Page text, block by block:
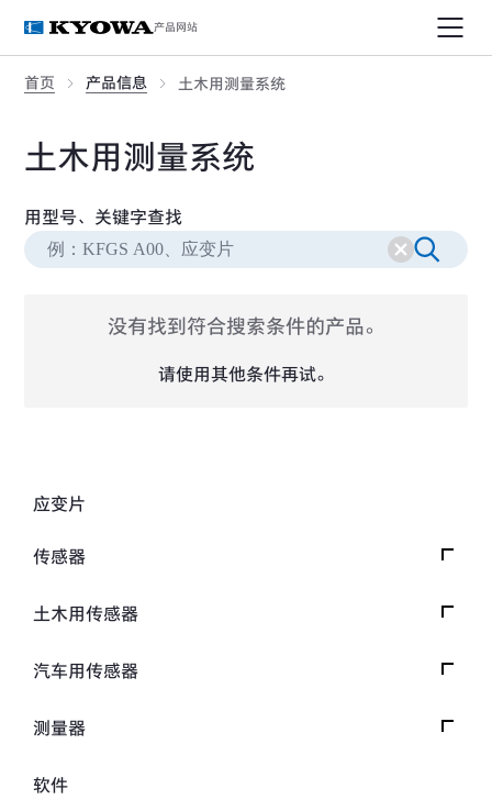
产品网站
首页 产品信息 土木用测量系统
土木用测量系统
用型号、关键字查找
没有找到符合搜索条件的产品。
请使用其他条件再试。
应变片
传感器
载荷传感器
扭矩传感器
位移传感器
土木用传感器
载荷传感器
倾斜计
汽车用传感器
安全带拉力传感器
测量器
数据记录器
软件